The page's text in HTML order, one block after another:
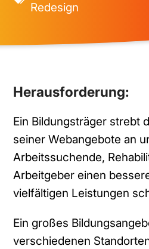
Redesign
Herausforderung:
Ein Bildungsträger strebt
seiner Webangebote an
Arbeitssuchende,
Arbeitgeber einen
vielfältigen Leistungen
Ein großes
verschiedenen